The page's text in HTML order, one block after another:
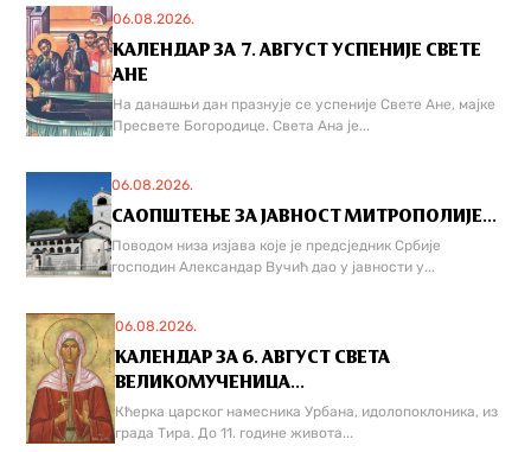
06.08.2026.
КАЛЕНДАР ЗА 7. АВГУСТ УСПЕНИЈЕ СВЕТЕ
АНЕ
На данашњи дан празнује се успеније Свете Ане, мајке
Пресвете Богородице. Света Ана је...
06.08.2026.
САОПШТЕЊЕ ЗА ЈАВНОСТ МИТРОПОЛИЈЕ...
Поводом низа изјава које је предсједник Србије
господин Александар Вучић дао у јавности у...
06.08.2026.
КАЛЕНДАР ЗА 6. АВГУСТ СВЕТА
ВЕЛИКОМУЧЕНИЦА...
Кћерка царског намесника Урбана, идолопоклоника, из
града Тира. До 11. године живота...